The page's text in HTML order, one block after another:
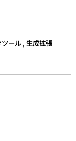
ツール , 生成拡張